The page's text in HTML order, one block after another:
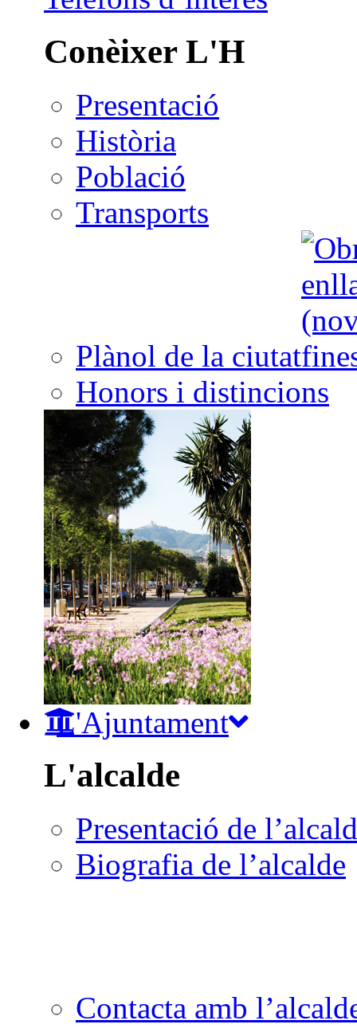
Conèixer L'H
Presentació
Història
Població
Transports
Plànol de la ciutat
Honors i distincions
L'Ajuntament
L'alcalde
Presentació de
Biografia de l’alcalde
Contacta amb